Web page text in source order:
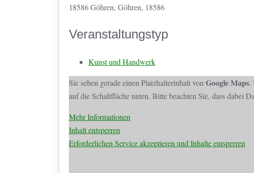
18586 Göhren, Göhren, 18586
Veranstaltungstyp
Kunst und Handwerk
Sie sehen gerade einen Platzhalterinhalt von Google Maps.
auf die Schaltfläche unten. Bitte beachten Sie, dass dabei
Mehr Informationen
Inhalt entsperren
Erforderlichen Service akzeptieren und Inhalte entsperren